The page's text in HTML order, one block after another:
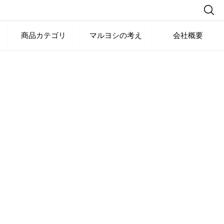
商品カテゴリ マルヨシの考え 会社概要